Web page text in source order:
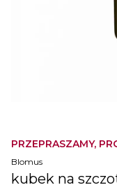
PRZEPRASZAMY,
Blomus
kubek na